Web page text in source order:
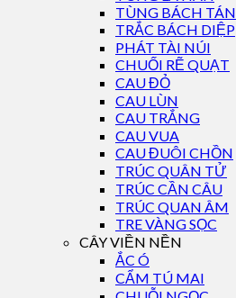
TÙNG BÁCH TÁN
TRẮC BÁCH DIỆP
PHÁT TÀI NÚI
CHUỐI RẼ QUẠT
CAU ĐỎ
CAU LÙN
CAU TRẮNG
CAU VUA
CAU ĐUÔI CHỒN
TRÚC QUÂN TỬ
TRÚC CẦN CÂU
TRÚC QUAN ÂM
TRE VÀNG SỌC
CÂY VIỀN NỀN
ẮC Ó
CẨM TÚ MAI